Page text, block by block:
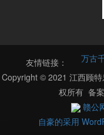
友情链接： 万古
Copyright © 2021 江西顾
权所有 备案
赣公
自豪的采用